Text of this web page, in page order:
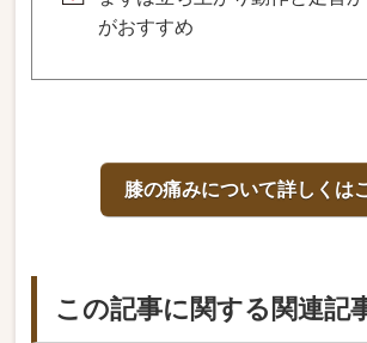
がおすすめ
膝の痛みについて詳しくは
この記事に関する関連記